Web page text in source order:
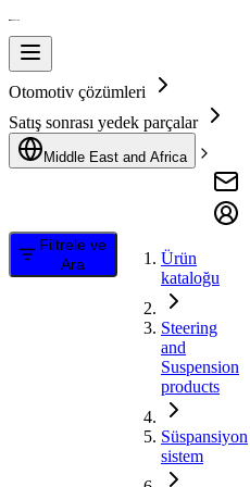
Otomotiv çözümleri
Satış sonrası yedek parçalar
Middle East and Africa
Filtrele ve
Ara
Ürün
kataloğu
Steering
and
Suspension
products
Süspansiyon
sistem